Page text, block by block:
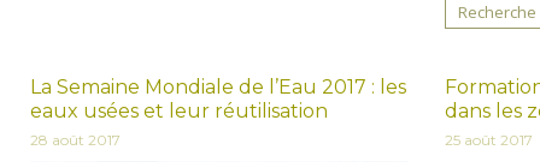
La Semaine Mondiale de l’Eau 2017 : les
eaux usées et leur réutilisation
28 août 2017
dans les
25 août 2017